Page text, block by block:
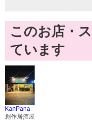
このお店・
ています
KanPana
創作居酒屋